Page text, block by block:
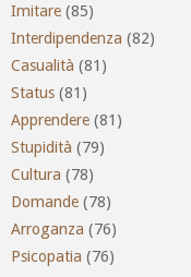
Imitare (85)
Interdipendenza (82)
Casualità (81)
Status (81)
Apprendere (81)
Stupidità (79)
Cultura (78)
Domande (78)
Arroganza (76)
Psicopatia (76)